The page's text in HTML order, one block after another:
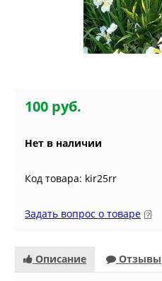
100 руб.
Нет в наличии
Код товара: kir25rr
Задать вопрос о товаре
Описание Отзывы